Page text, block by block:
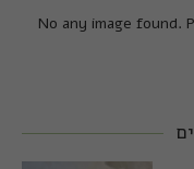
No any image found.